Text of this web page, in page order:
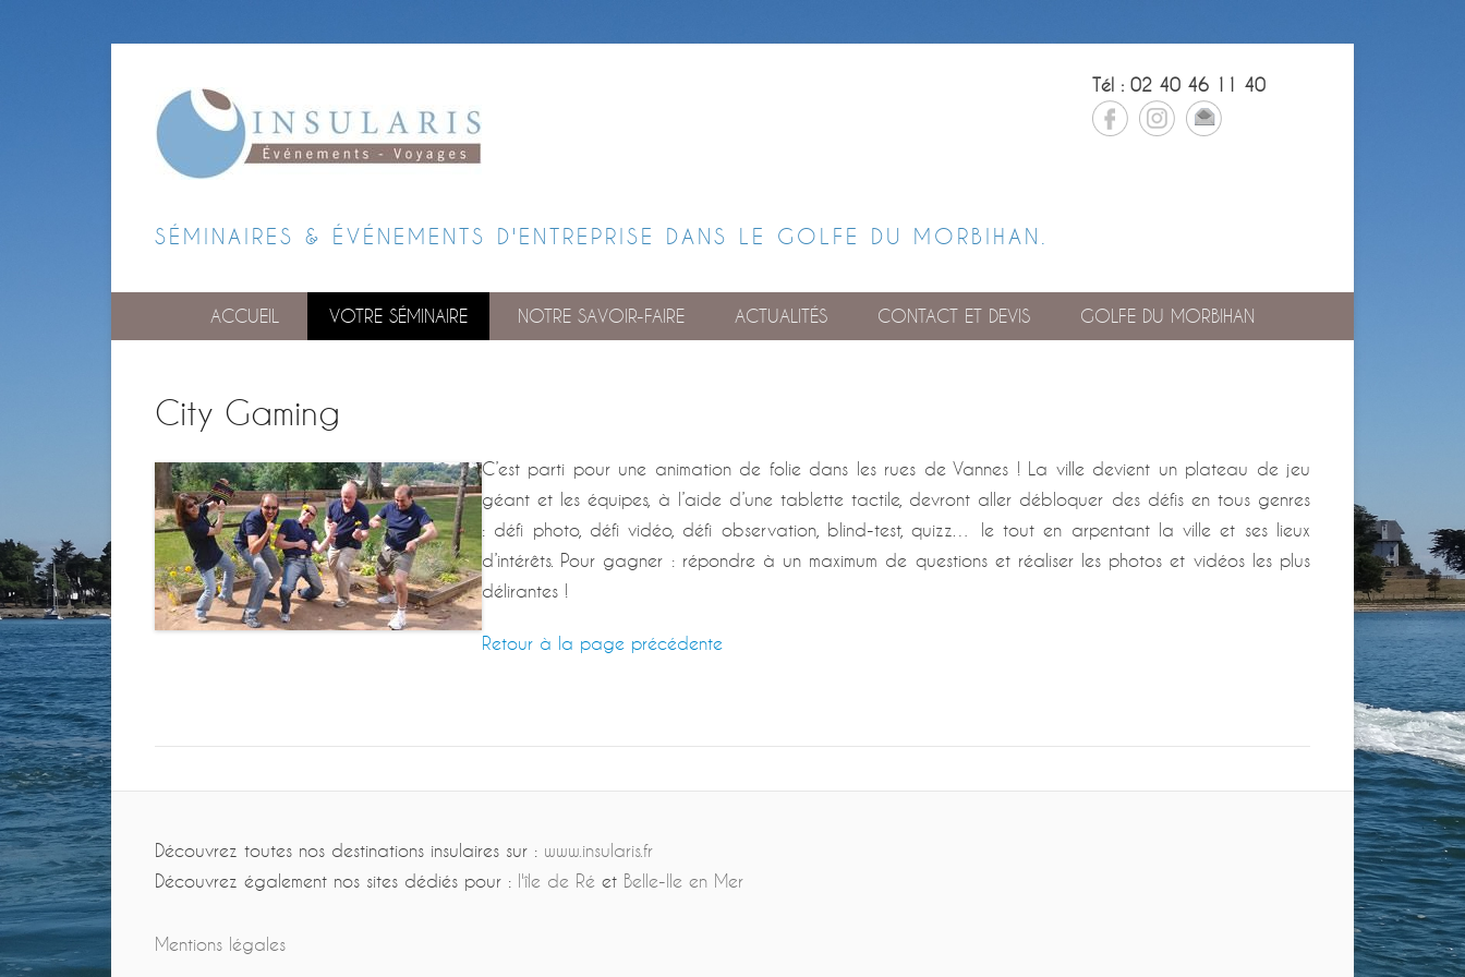
SÉMINAIRES & ÉVÉNEMENTS D'ENTREPRISE DANS LE GOLFE DU MORBIHAN.
Tél : 02 40 46 11 40
ACCUEIL VOTRE SÉMINAIRE NOTRE SAVOIR-FAIRE ACTUALITÉS CONTACT ET DEVIS GOLFE DU MORBIHAN
City Gaming
C’est parti pour une animation de folie dans les rues de Vannes ! La ville devient un plateau de jeu
géant et les équipes, à l’aide d’une tablette tactile, devront aller débloquer des défis en tous genres
: défi photo, défi vidéo, défi observation, blind-test, quizz… le tout en arpentant la ville et ses lieux
d’intérêts. Pour gagner : répondre à un maximum de questions et réaliser les photos et vidéos les plus
délirantes !
Retour à la page précédente
Découvrez toutes nos destinations insulaires sur : www.insularis.fr
Découvrez également nos sites dédiés pour : l'île de Ré et Belle-Ile en Mer
Mentions légales